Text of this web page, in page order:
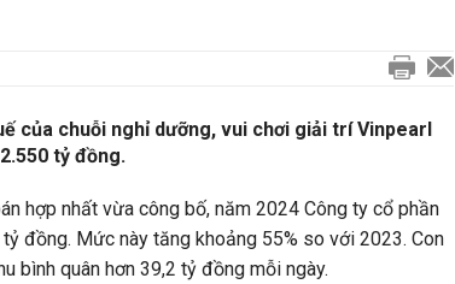
của chuỗi nghỉ dưỡng, vui chơi giải trí Vinpearl
tỷ đồng.
hợp nhất vừa công bố, năm 2024 Công ty cổ phần
đồng. Mức này tăng khoảng 55% so với 2023. Con
bình quân hơn 39,2 tỷ đồng mỗi ngày.